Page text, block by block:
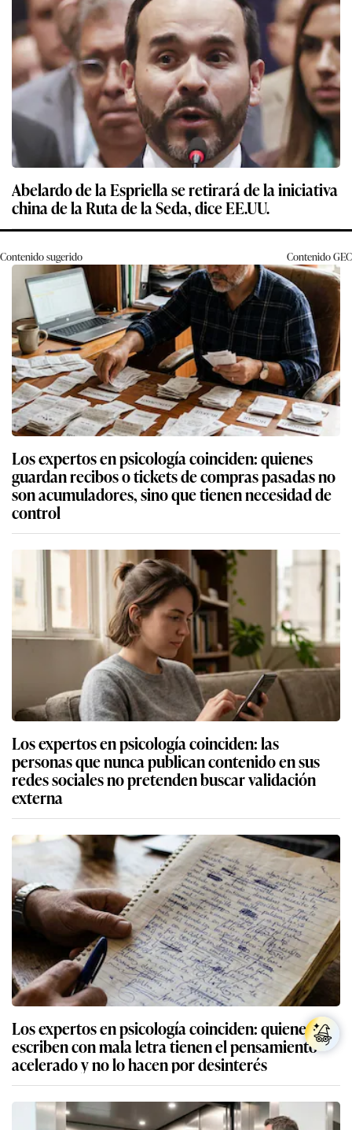
Abelardo de la Espriella se retirará de la iniciativa
china de la Ruta de la Seda, dice EE.UU.
Contenido sugerido ContenidoGEC
Los expertos en psicología coinciden: quienes
guardan recibos o tickets de compras pasadas no
son acumuladores, sino que tienen necesidad de
control
Los expertos en psicología coinciden: las
personas que nunca publican contenido en sus
redes sociales no pretenden buscar validación
externa
Los expertos en psicología coinciden: quienes
escriben con mala letra tienen el pensamiento
acelerado y no lo hacen por desinterés